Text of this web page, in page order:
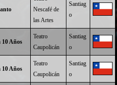
Nescafé de
las Artes
Santiag
o
Años
Teatro
Caupolicán
Santiag
o
Años
Teatro
Caupolicán
Santiag
o